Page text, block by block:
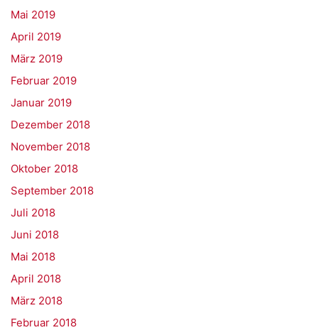
Mai 2019
April 2019
März 2019
Februar 2019
Januar 2019
Dezember 2018
November 2018
Oktober 2018
September 2018
Juli 2018
Juni 2018
Mai 2018
April 2018
März 2018
Februar 2018